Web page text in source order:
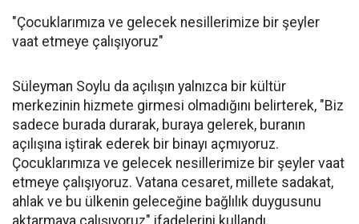
"Çocuklarımıza ve gelecek nesillerimize bir şeyler
vaat etmeye çalışıyoruz"
Süleyman Soylu da açılışın yalnızca bir kültür
merkezinin hizmete girmesi olmadığını belirterek, "Biz
sadece burada durarak, buraya gelerek, buranın
açılışına iştirak ederek bir binayı açmıyoruz.
Çocuklarımıza ve gelecek nesillerimize bir şeyler vaat
etmeye çalışıyoruz. Vatana cesaret, millete sadakat,
ahlak ve bu ülkenin geleceğine bağlılık duygusunu
aktarmaya çalışıyoruz" ifadelerini kullandı.